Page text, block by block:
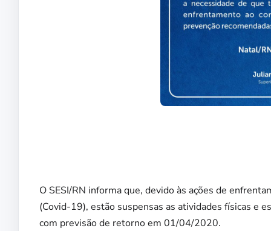
O SESI/RN informa que, devido às ações de
(Covid-19), estão suspensas as atividades físicas e
com previsão de retorno em 01/04/2020.